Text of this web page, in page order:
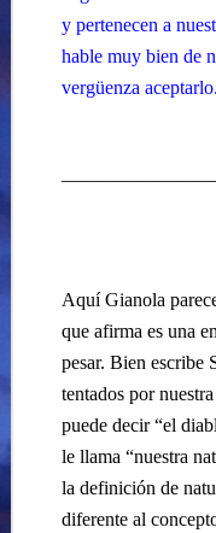
y pertenecen a
hable muy bien de
vergüenza aceptarlo.
Aquí Gianola
que afirma es una
pesar. Bien escribe
tentados por
puede decir “el
le llama “nuestra
la definición de
diferente al